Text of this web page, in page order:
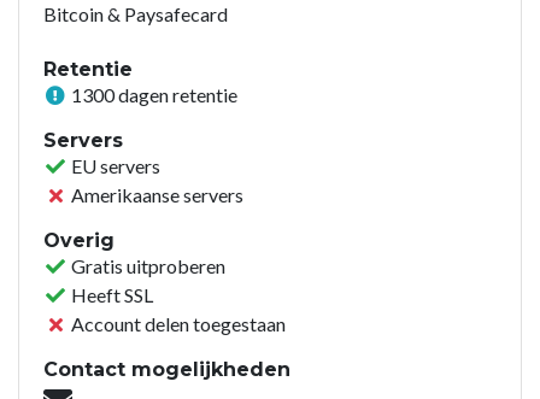
Bitcoin & Paysafecard
Retentie
1300 dagen retentie
Servers
EU servers
Amerikaanse servers
Overig
Gratis uitproberen
Heeft SSL
Account delen toegestaan
Contact mogelijkheden